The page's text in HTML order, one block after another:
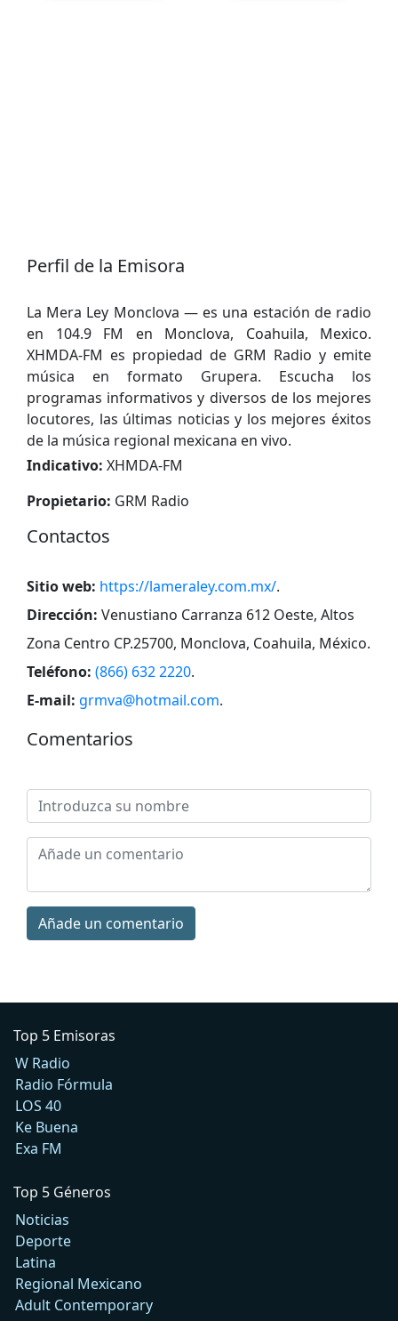
Perfil de la Emisora
La Mera Ley Monclova — es una estación de radio
en 104.9 FM en Monclova, Coahuila, Mexico.
XHMDA-FM es propiedad de GRM Radio y emite
música en formato Grupera. Escucha los
programas informativos y diversos de los mejores
locutores, las últimas noticias y los mejores éxitos
de la música regional mexicana en vivo.
Indicativo: XHMDA-FM
Propietario: GRM Radio
Contactos
Sitio web: https://lameraley.com.mx/.
Dirección: Venustiano Carranza 612 Oeste, Altos
Zona Centro CP.25700, Monclova, Coahuila, México.
Teléfono: (866) 632 2220.
E-mail: grmva@hotmail.com.
Comentarios
Añade un comentario
Top 5 Emisoras
W Radio
Radio Fórmula
LOS 40
Ke Buena
Exa FM
Top 5 Géneros
Noticias
Deporte
Latina
Regional Mexicano
Adult Contemporary